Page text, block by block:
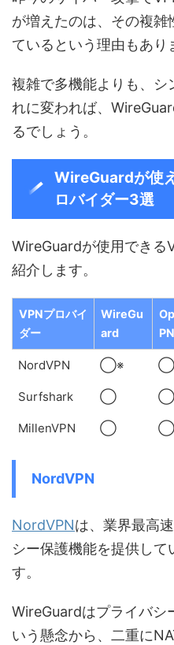
が増えたのは、その複雑
ているという理由もあり
複雑で多機能よりも、
れに変われば、
るでしょう。
WireGuardが使
ロバイダー3選
WireGuardが使用できる
紹介します。
VPNプロバイ
ダー
WireGu
ard
PN
NordVPN ◯※ ◯
Surfshark ◯ ◯
MillenVPN ◯ ◯
NordVPN
NordVPNは、業界最高
シー保護機能を提供し
す。
WireGuardはプライバシ
いう懸念から、二重に